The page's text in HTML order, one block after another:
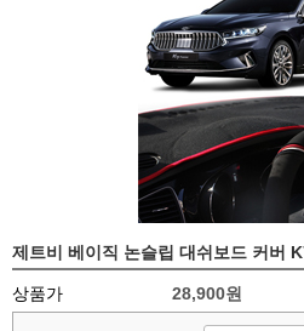
제트비 베이직 논슬립 대쉬보드 커버
상품가 28,900원